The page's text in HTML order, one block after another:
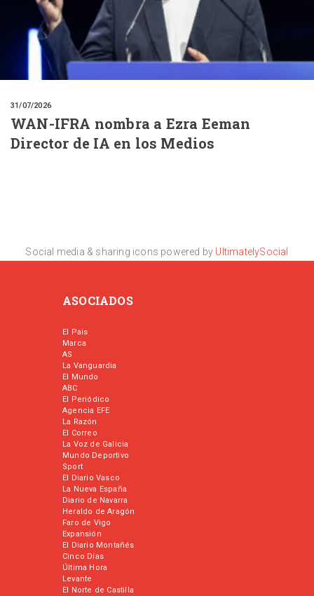
31/07/2026
WAN-IFRA nombra a Ezra Eeman
Director de IA en los Medios
Social media & sharing icons powered by UltimatelySocial
ASOCIADOS
El País
Marca
AS
La Vanguardia
El Mundo
ABC
El Periódico
Agencia EFE
La Razón
El Correo
La Voz de Galicia
Mundo Deportivo
Sport
El Diario Vasco
La Nueva España
Diario de Navarra
Heraldo de Aragón
Faro de Vigo
Expansión
El Diario Montañés
Cinco Días
Última Hora
Levante
El Norte de Castilla